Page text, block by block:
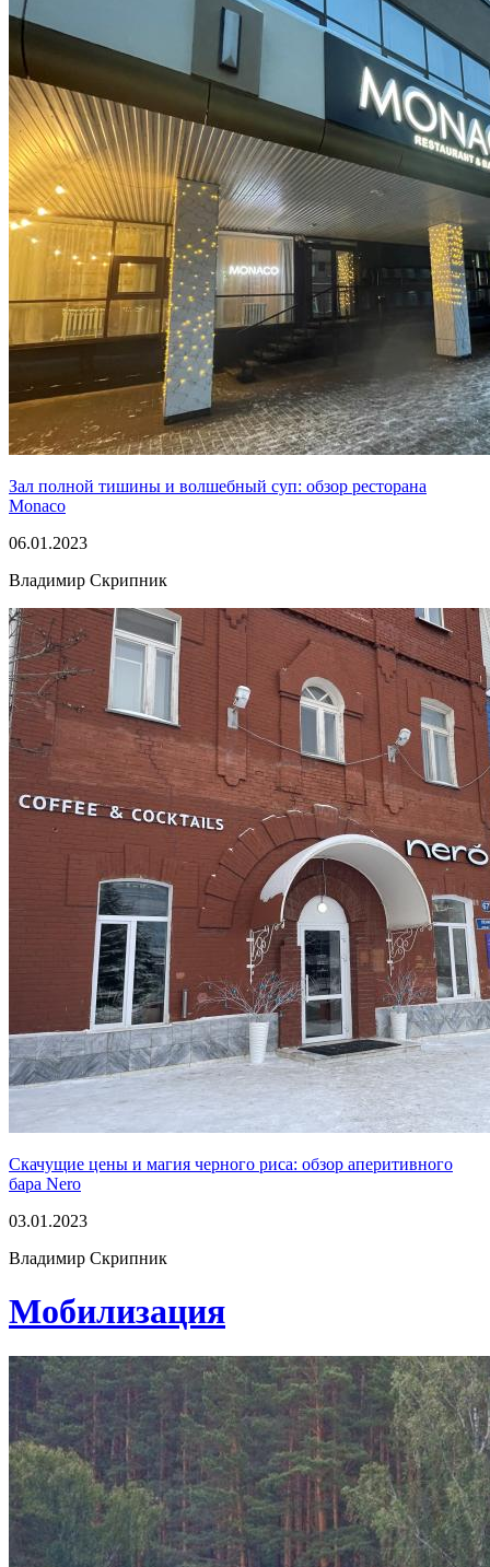
Зал полной тишины и волшебный суп: обзор ресторана
Monaco
06.01.2023
Владимир Скрипник
Скачущие цены и магия черного риса: обзор аперитивного
бара Nero
03.01.2023
Владимир Скрипник
Мобилизация